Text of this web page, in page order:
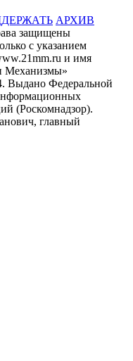
АРХИВ
защищены
с указанием
и имя
Механизмы»
Выдано Федеральной
(Роскомнадзор).
главный